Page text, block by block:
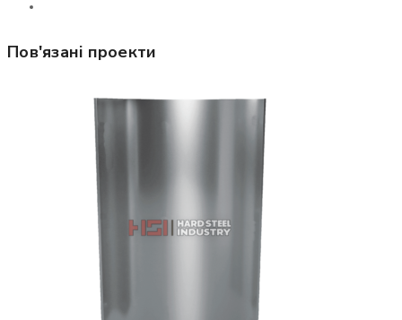
Пов'язані проекти